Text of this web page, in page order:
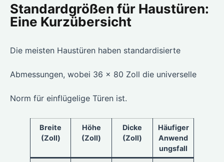
Standardgrößen für Haustüren:
Eine Kurzübersicht
Die meisten Haustüren haben standardisierte
Abmessungen, wobei 36 x 80 Zoll die universelle
Norm für einflügelige Türen ist.
Breite
(Zoll)
Höhe
(Zoll)
Dicke
(Zoll)
Häufiger
Anwend
ungsfall